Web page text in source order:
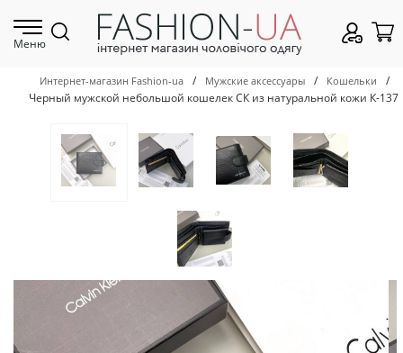
Меню
Интернет-магазин Fashion-ua / Мужские аксессуары / Кошельки
/
Черный мужской небольшой кошелек СК из натуральной кожи К-137